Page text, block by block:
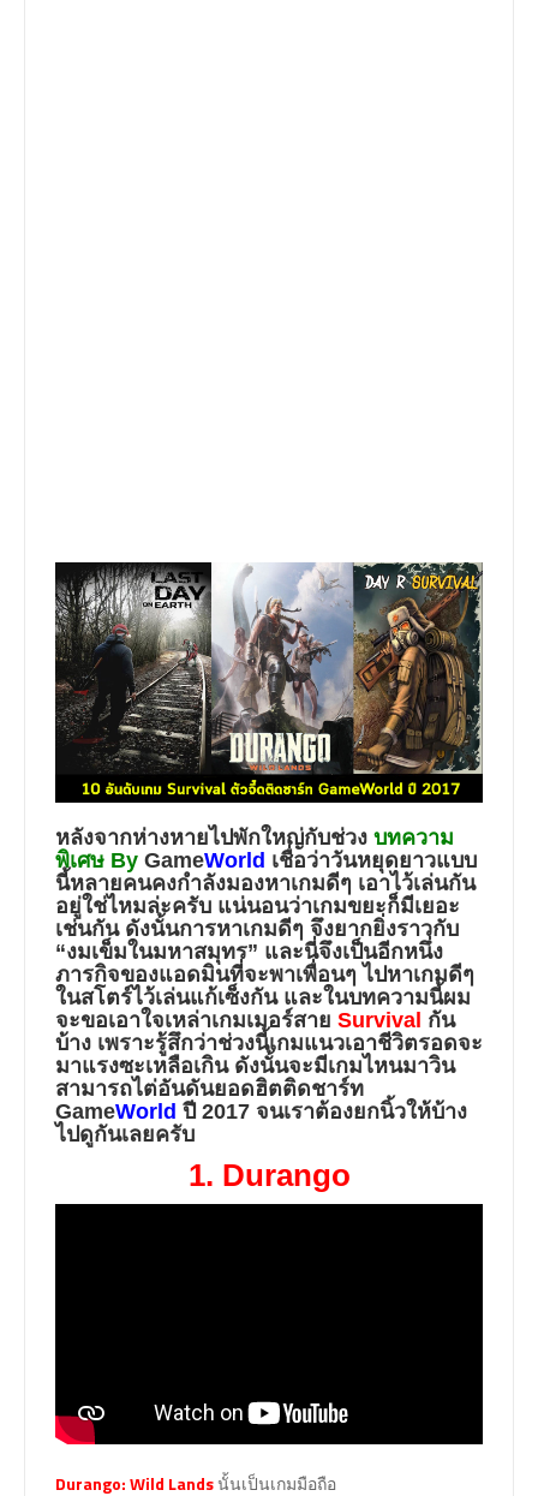
หลังจากห่างหายไปพักใหญ่กับช่วง บทความ
พิเศษ By GameWorld เชื่อว่าวันหยุดยาวแบบ
นี้หลายคนคงกำลังมองหาเกมดีๆ เอาไว้เล่นกัน
อยู่ใช่ไหมล่ะครับ แน่นอนว่าเกมขยะก็มีเยอะ
เช่นกัน ดังนั้นการหาเกมดีๆ จึงยากยิ่งราวกับ
“งมเข็มในมหาสมุทร” และนี่จึงเป็นอีกหนึ่ง
ภารกิจของแอดมินที่จะพาเพื่อนๆ ไปหาเกมดีๆ
ในสโตร์ไว้เล่นแก้เซ็งกัน และในบทความนี้ผม
จะขอเอาใจเหล่าเกมเมอร์สาย Survival กัน
บ้าง เพราะรู้สึกว่าช่วงนี้เกมแนวเอาชีวิตรอดจะ
มาแรงซะเหลือเกิน ดังนั้นจะมีเกมไหนมาวิน
สามารถไต่อันดันยอดฮิตติดชาร์ท
GameWorld ปี 2017 จนเราต้องยกนิ้วให้บ้าง
ไปดูกันเลยครับ
1. Durango
Durango: Wild Landsนั้นเป็นเกมมือถือ